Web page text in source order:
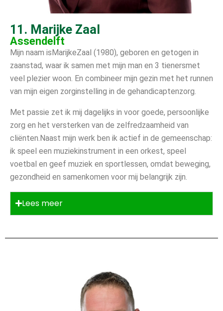
11. Marijke Zaal
Assendelft
Mijn naam isMarijkeZaal (1980), geboren en getogen in
zaanstad, waar ik samen met mijn man en 3 tienersmet
veel plezier woon. En combineer mijn gezin met het runnen
van mijn eigen zorginstelling in de gehandicaptenzorg.
Met passie zet ik mij dagelijks in voor goede, persoonlijke
zorg en het versterken van de zelfredzaamheid van
cliënten.Naast mijn werk ben ik actief in de gemeenschap:
ik speel een muziekinstrument in een orkest, speel
voetbal en geef muziek en sportlessen, omdat beweging,
gezondheid en samenkomen voor mij belangrijk zijn.
Lees meer